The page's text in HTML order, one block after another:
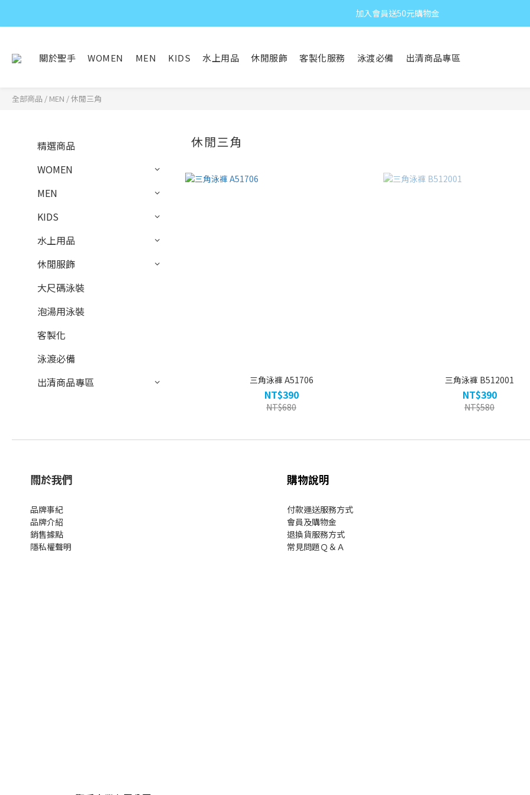
加入會員送50元購物金
關於聖手 WOMEN MEN KIDS 水上用品 休閒服飾 客製化服務 泳渡必備 出清商品專區
全部商品 / MEN /休閒三角
精選商品
WOMEN
MEN
KIDS
水上用品
休閒服飾
大尺碼泳裝
泡湯用泳裝
客製化
泳渡必備
出清商品專區
休閒三角
三角泳褲 A51706
NT$390
NT$680
三角泳褲 B512001
NT$390
NT$580
關於我們
品牌事紀
品牌介紹
銷售據點
隱私權聲明
購物說明
付款運送服務方式
會員及購物金
退換貨服務方式
常見問題Ｑ＆Ａ